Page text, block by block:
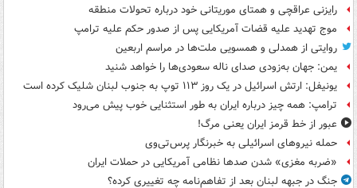
رایزنی عراقچی و همتای موریتانی خود درباره تحولات منطقه
موج تهدید علیه قضات آمریکایی پس از صدور حکم علیه ترامپ
روایتی از همدلی و همسویی ملت‌ها در مراسم اربعین
یمن: جهان به‌زودی صدای ناله سعودی‌ها را خواهد شنید
یونیفل: ارتش اسرائیل در یک روز ۱۱۳ توپ به جنوب لبنان شلیک کرده است
ترامپ: همه چیز درباره ایران به طور استثنایی خوب پیش می‌رود
عبور از خط قرمز ایران یعنی مرگ!
حمله نیروهای اسرائیلی به خبرنگار پرس‌تی‌وی
«ضربه مغزی» شدن صدها نظامی آمریکایی در حملات ایران
جنگ در جبهه لبنان بعد از تفاهم‌نامه چه تغییری کرده؟